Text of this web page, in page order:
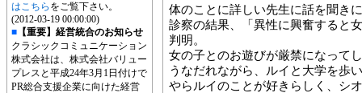
はこちら をご覧下さい。
(2012-03-19 00:00:00)
■ 【重要】経営統合のお知らせ
クラシックコミュニケーション
株式会社は、株式会社バリュー
プレスと平成24年3月1日付けで
PR総合支援企業に向けた経営
体のことに詳しい先生に話を聞き
診察の結果、「異性に興奮すると
判明。
女の子とのお遊びが厳禁になって
うなだれながら、ルイと大学を歩
やらルイのことが好きらしく、シ